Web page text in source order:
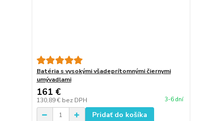
Batéria s vysokými všadeprítomnými čiernymi
umývadlami
161 €
130,89 € bez DPH 3-6 dní
Pridať do košíka